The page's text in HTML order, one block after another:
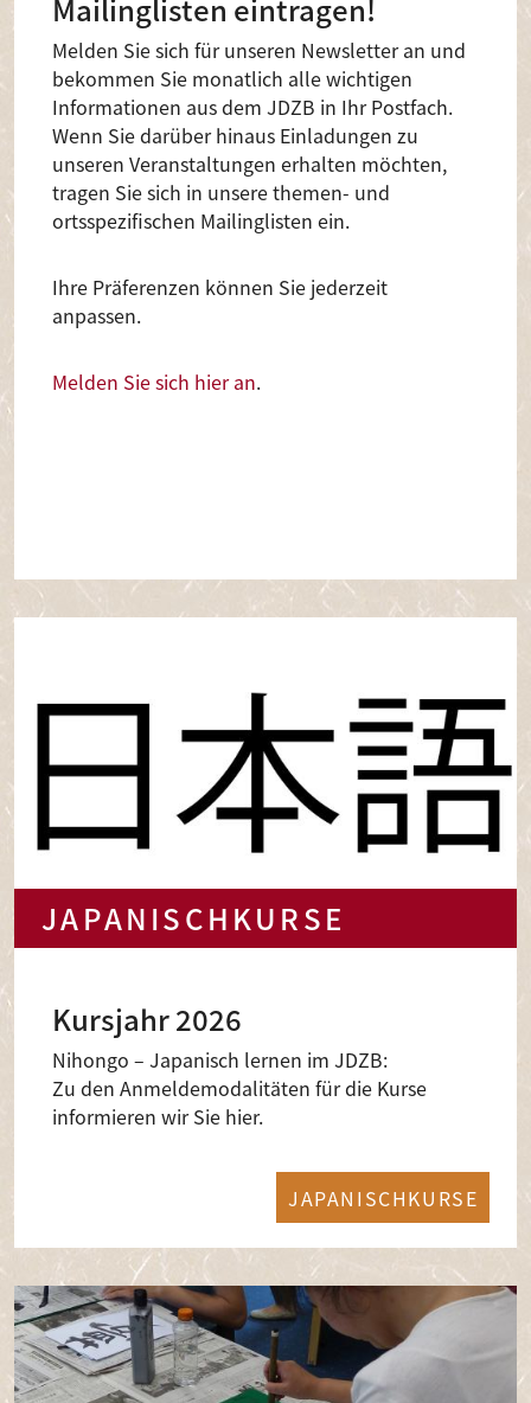
Mailinglisten eintragen!
Melden Sie sich für unseren Newsletter an und
bekommen Sie monatlich alle wichtigen
Informationen aus dem JDZB in Ihr Postfach.
Wenn Sie darüber hinaus Einladungen zu
unseren Veranstaltungen erhalten möchten,
tragen Sie sich in unsere themen- und
ortsspezifischen Mailinglisten ein.
Ihre Präferenzen können Sie jederzeit
anpassen.
Melden Sie sich hier an.
JAPANISCHKURSE
Kursjahr 2026
Nihongo – Japanisch lernen im JDZB:
Zu den Anmeldemodalitäten für die Kurse
informieren wir Sie hier.
JAPANISCHKURSE